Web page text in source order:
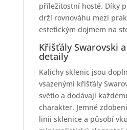
příležitostní hosté. Díky
drží rovnováhu mezi
estetickým dojmem na
Křišťály Swarovski
detaily
Kalichy sklenic jsou
vsazenými křišťály
světlo a dodávají
charakter. Jemné
linii sklenice a působí